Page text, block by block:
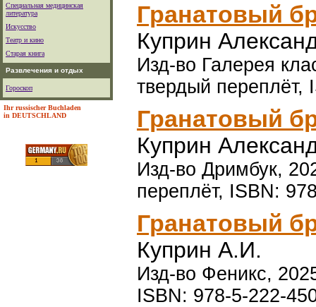
Специальная медицинская
литература
Искусство
Театр и кино
Старая книга
Развлечения и отдых
Гороскоп
Ihr russischer Buchladen
in DEUTSCHLAND
Гранатовый
Куприн
Изд-во Галерея
твердый переплёт,
Гранатовый
Куприн
Изд-во Дримбук,
переплёт, ISBN:
Гранатовый
Куприн А.И.
Изд-во Феникс,
ISBN: 978-5-222-